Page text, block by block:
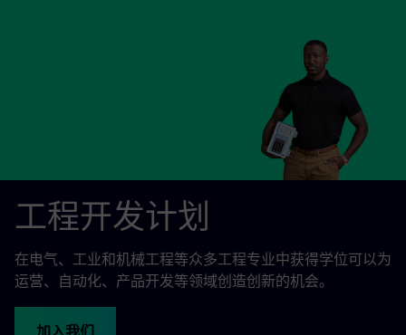
工程开发计划
在电气、工业和机械工程等众多工程专业中获得学位可以为
运营、自动化、产品开发等领域创造创新的机会。